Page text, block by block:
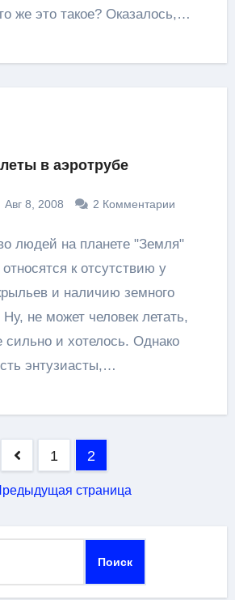
же это такое? Оказалось,…
в аэротрубе
Авг 8, 2008 2 Комментарии
к отсутствию у
и наличию земного
не может человек летать,
сильно и хотелось. Однако
энтузиасты,…
1 2
страница